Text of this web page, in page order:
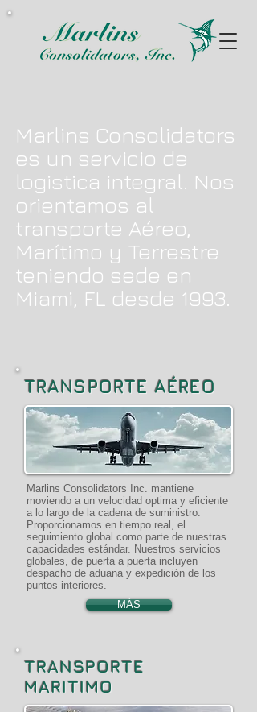
Marlins Consolidators
es un servicio de
logistica integral. Nos
orientamos al
transporte Aéreo,
Marítimo y Terrestre
teniendo sede en
Miami, FL desde 1993.
TRANSPORTE AÉREO
Marlins Consolidators Inc. mantiene
moviendo a un velocidad optima y eficiente
a lo largo de la cadena de suministro.
Proporcionamos en tiempo real, el
seguimiento global como parte de nuestras
capacidades estándar. Nuestros servicios
globales, de puerta a puerta incluyen
despacho de aduana y expedición de los
puntos interiores.
MÁS
TRANSPORTE
MARITIMO